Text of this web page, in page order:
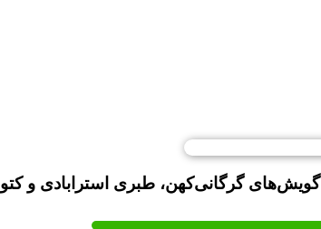
گویش‌های گرگانی‌کهن، طبری استرابادی و